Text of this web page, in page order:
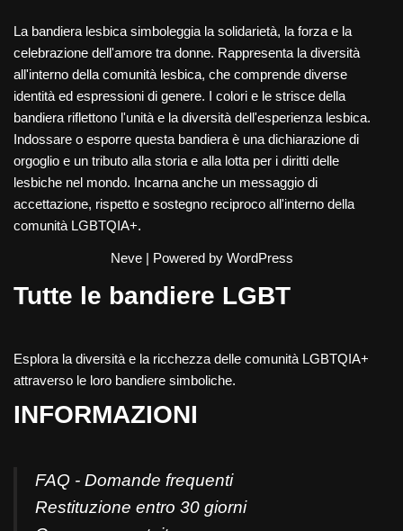
La bandiera lesbica simboleggia la solidarietà, la forza e la
celebrazione dell'amore tra donne. Rappresenta la diversità
all'interno della comunità lesbica, che comprende diverse
identità ed espressioni di genere. I colori e le strisce della
bandiera riflettono l'unità e la diversità dell'esperienza lesbica.
Indossare o esporre questa bandiera è una dichiarazione di
orgoglio e un tributo alla storia e alla lotta per i diritti delle
lesbiche nel mondo. Incarna anche un messaggio di
accettazione, rispetto e sostegno reciproco all'interno della
comunità LGBTQIA+.
Neve| Powered by WordPress
Tutte le bandiere LGBT
Esplora la diversità e la ricchezza delle comunità LGBTQIA+
attraverso le loro bandiere simboliche.
INFORMAZIONI
FAQ - Domande frequenti
Restituzione entro 30 giorni